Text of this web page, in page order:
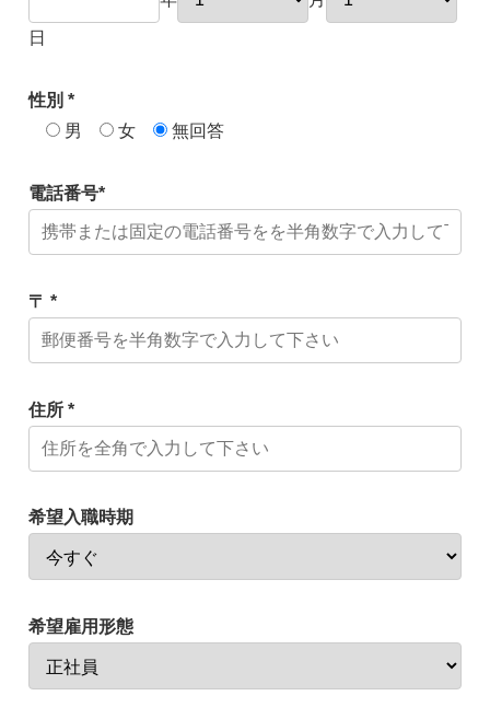
日
性別 *
男
女 無回答
電話番号*
〒 *
住所 *
希望入職時期
希望雇用形態